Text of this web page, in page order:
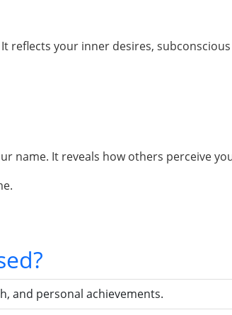
reflects your inner desires,
name. It reveals how others perceive
and personal achievements.